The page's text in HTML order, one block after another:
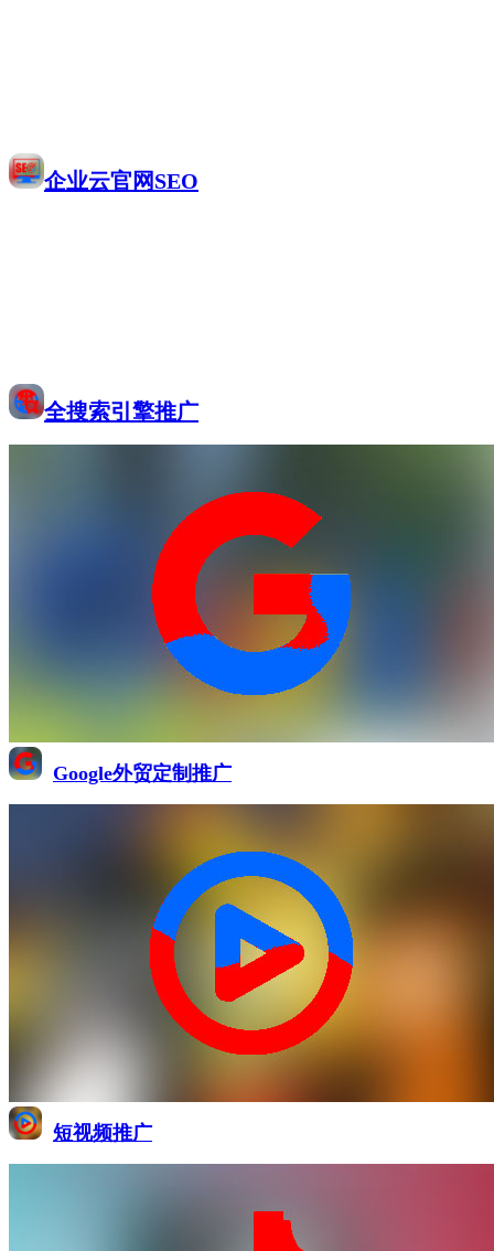
企业云官网SEO
全搜索引擎推广
Google外贸定制推广
短视频推广